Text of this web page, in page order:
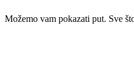
Možemo vam pokazati put. Sve